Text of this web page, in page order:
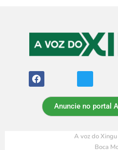
Anuncie no portal
A voz do
Boca